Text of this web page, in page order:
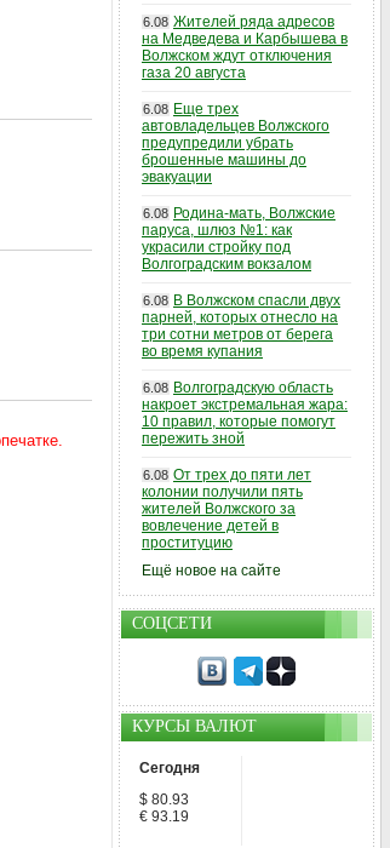
6.08 Жителей ряда адресов
на Медведева и Карбышева в
Волжском ждут отключения
газа 20 августа
6.08 Еще трех
автовладельцев Волжского
предупредили убрать
брошенные машины до
эвакуации
6.08 Родина-мать, Волжские
паруса, шлюз №1: как
украсили стройку под
Волгоградским вокзалом
6.08 В Волжском спасли двух
парней, которых отнесло на
три сотни метров от берега
во время купания
6.08 Волгоградскую область
накроет экстремальная жара:
10 правил, которые помогут
пережить зной
6.08 От трех до пяти лет
колонии получили пять
жителей Волжского за
вовлечение детей в
проституцию
Ещё новое на сайте
СОЦСЕТИ
КУРСЫ ВАЛЮТ
Сегодня
$ 80.93
€ 93.19